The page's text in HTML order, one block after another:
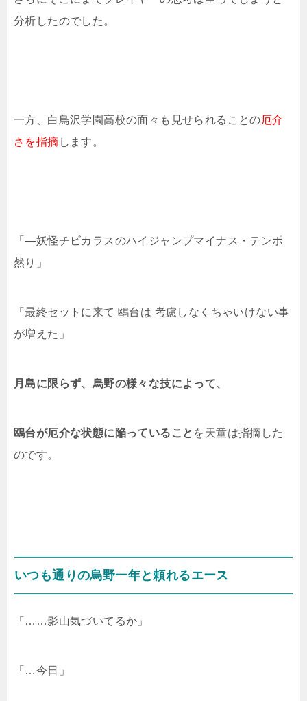
分析したのでした。
一方、白鳥沢学園高校の面々も見せられることの厄介
さを指摘 します。
「―妖怪チビカラスのハイジャンプマイナス・テンポ
然り」
「最終セットに来て 鴎台は 考慮しなくちゃいけない事
が増えた」
月島に限らず、烏野の様々な技によって、
鴎台が厄介な状態に陥っていること を天童は指摘した
のです。
いつも通りの烏野一年と頼れるエース
「……影山気づいてるか」
「…今日」